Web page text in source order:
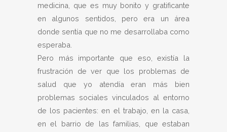
medicina, que es muy bonito y gratificante
en algunos sentidos, pero era un área
donde sentía que no me desarrollaba como
esperaba.
Pero más importante que eso, existía la
frustración de ver que los problemas de
salud que yo atendía eran más bien
problemas sociales vinculados al entorno
de los pacientes: en el trabajo, en la casa,
en el barrio de las familias, que estaban